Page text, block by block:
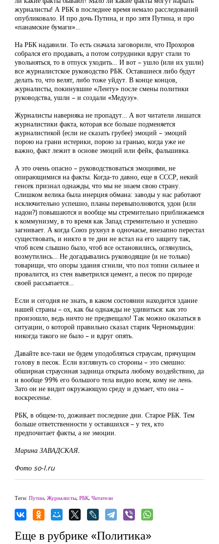
журналисты! А РБК в последнее время немало расследований
опубликовало. И про дочь Путина, и про зятя Путина, и про
«панамские бумаги»…
На РБК надавили. То есть сначала заговорили, что Прохоров
собрался его продавать, а потом сотрудники вдруг стали то
увольняться, то в отпуск уходить… И вот – ушло (или их ушли)
все журналистское руководство РБК. Оставшиеся либо будут
делать то, что велят, либо тоже уйдут. В конце концов,
журналисты, покинувшие «Ленту» после смены политики
руководства, ушли – и создали «Медузу».
Журналисты наверняка не пропадут… А вот читатели лишатся
журналистики факта, которая все больше подменяется
журналистикой (если не сказать грубее) эмоций – эмоций
порою на грани истерики, порою за гранью, когда уже не
важно, факт лежит в основе эмоций или фейк, фальшивка.
А это очень опасно – руководствоваться эмоциями, не
опирающимися на факты. Когда-то давно, еще в СССР, некий
генсек признал однажды, что мы не знаем свою страну.
Слишком велика была инерция обмана: заводы у нас работают
исключительно успешно, планы перевыполняются, удои (или
надои?) повышаются и вообще мы стремительно приближаемся
к коммунизму, в то время как Запад стремительно и успешно
загнивает. А когда Союз рухнул в одночасье, внезапно перестал
существовать, и никто в те дни не встал на его защиту так,
чтоб всем слышно было, чтоб все остановились, оглянулись,
возмутились… Не догадывались руководящие (и не только)
товарищи, что опоры здания сгнили, что пол топни сильнее и
провалится, из стен выветрился цемент, а песок по природе
своей рассыпается…
Если и сегодня не знать, в каком состоянии находится здание
нашей страны – ох, как бы однажды не удивиться: как это
произошло, ведь ничто не предвещало! Так можно оказаться в
ситуации, о которой правильно сказал старик Черномырдин:
никогда такого не было – и вдруг опять.
Давайте все-таки не будем уподобляться страусам, прячущим
голову в песок. Если взглянуть со стороны – это смешно:
обширная страусиная задница открыта любому воздействию, да
и вообще 99% его большого тела видно всем, кому не лень.
Зато он не видит окружающую среду и думает, что она –
воскресенье.
РБК, в общем-то, доживает последние дни. Старое РБК. Тем
больше ответственности у оставшихся – у тех, кто
предпочитает факты, а не эмоции.
Марина ЗАВАДСКАЯ.
Фото so-l.ru
Теги: Путин, Журналисты, РБК, Читатели
Еще в рубрике «Политика»